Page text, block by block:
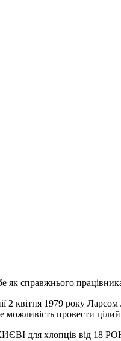
як справжнього
2 квітня 1979 року
можливість провести
для хлопців від 18